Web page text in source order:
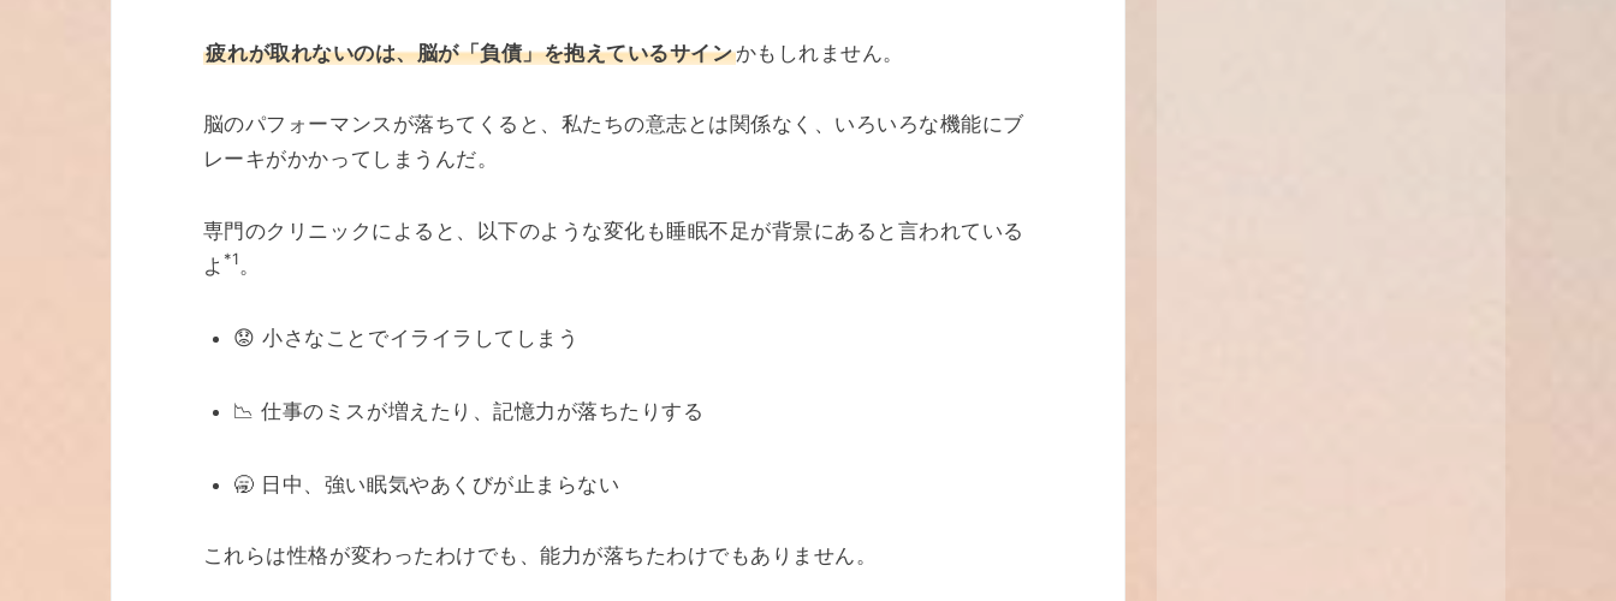
疲れが取れないのは、脳が「負債」を抱えているサインかもしれません。
脳のパフォーマンスが落ちてくると、私たちの意志とは関係なく、いろいろな機能にブ
レーキがかかってしまうんだ。
専門のクリニックによると、以下のような変化も睡眠不足が背景にあると言われている
よ *1 。
😟 小さなことでイライラしてしまう
📉 仕事のミスが増えたり、記憶力が落ちたりする
🥱 日中、強い眠気やあくびが止まらない
これらは性格が変わったわけでも、能力が落ちたわけでもありません。